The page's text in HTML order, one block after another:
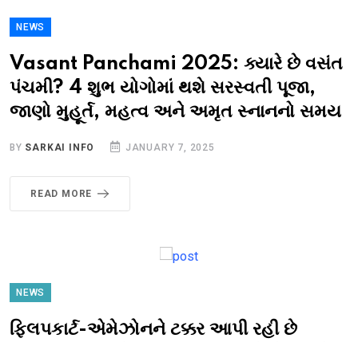
NEWS
Vasant Panchami 2025: ક્યારે છે વસંત
પંચમી? 4 શુભ યોગોમાં થશે સરસ્વતી પૂજા,
જાણો મુહૂર્ત, મહત્વ અને અમૃત સ્નાનનો સમય
BY SARKAI INFO JANUARY 7, 2025
READ MORE
NEWS
ફ્લિપકાર્ટ-એમેઝોનને ટક્કર આપી રહી છે